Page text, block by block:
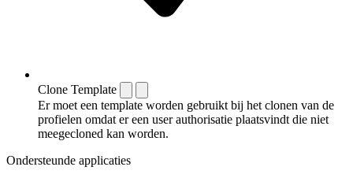
Clone Template
Er moet een template worden gebruikt bij het clonen van de
profielen omdat er een user authorisatie plaatsvindt die niet
meegecloned kan worden.
Ondersteunde applicaties